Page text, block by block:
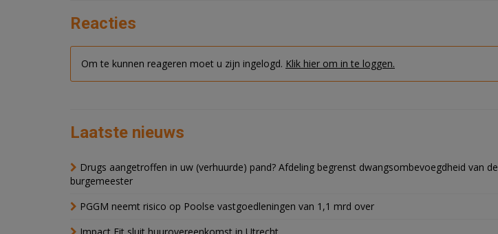
Reacties
Om te kunnen reageren moet u zijn ingelogd. Klik hier om in te loggen.
Laatste nieuws
Drugs aangetroffen in uw (verhuurde) pand? Afdeling begrenst dwangsombevoegdheid van de
burgemeester
PGGM neemt risico op Poolse vastgoedleningen van 1,1 mrd over